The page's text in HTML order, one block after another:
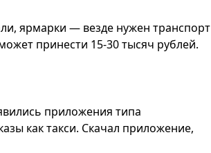
ярмарки — везде нужен транспорт
принести 15-30 тысяч рублей.
приложения типа
как такси. Скачал приложение,